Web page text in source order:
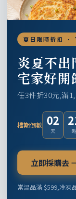
夏日限時折扣
炎夏不出
宅家好開
任3件折30元,滿
檔期倒數 02
天 時
立即採購去
常溫品滿 $599,冷凍